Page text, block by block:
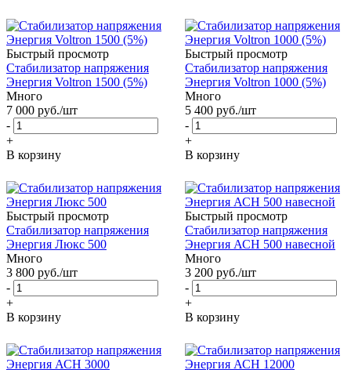
Быстрый просмотр
Стабилизатор напряжения
Энергия Voltron 1500 (5%)
Много
7 000 руб./шт
-
+
В корзину
Быстрый просмотр
Стабилизатор напряжения
Энергия Voltron 1000 (5%)
Много
5 400 руб./шт
-
+
В корзину
Быстрый просмотр
Стабилизатор напряжения
Энергия Люкс 500
Много
3 800 руб./шт
-
+
В корзину
Быстрый просмотр
Стабилизатор напряжения
Энергия АСН 500 навесной
Много
3 200 руб./шт
-
+
В корзину